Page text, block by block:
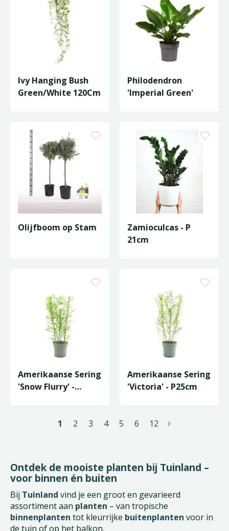
Ivy Hanging Bush
Green/White 120Cm
Philodendron
'Imperial Green'
Olijfboom op Stam
Zamioculcas - P
21cm
Amerikaanse Sering
'Snow Flurry' -
Amerikaanse Sering
'Victoria' - P25cm
1 2 3 4 5 6 12
Ontdek de mooiste planten bij Tuinland –
voor binnen én buiten
Bij Tuinland vind je een groot en gevarieerd
assortiment aan planten – van tropische
binnenplanten tot kleurrijke buitenplanten voor in
de tuin of op het balkon.